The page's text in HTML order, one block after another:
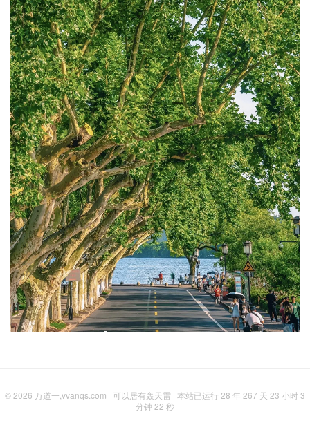
© 2026 万道一,vvanqs.com 可以居有轰天雷 本站已运行 28 年 267 天 23 小时 3
分钟 24 秒